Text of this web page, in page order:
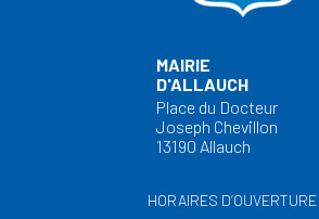
MAIRIE
D'ALLAUCH
Place du Docteur
Joseph Chevillon
13190 Allauch
HORAIRES D’OUVERTURE